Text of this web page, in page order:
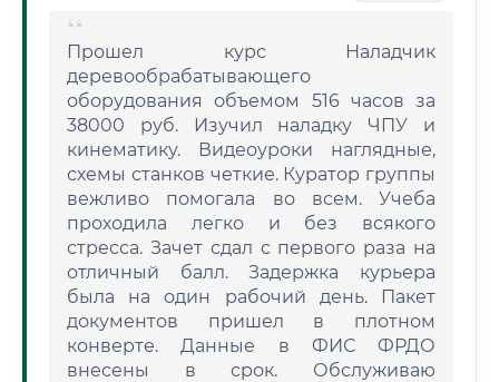
Прошел курс Наладчик
деревообрабатывающего
оборудования объемом 516 часов за
38000 руб. Изучил наладку ЧПУ и
кинематику. Видеоуроки наглядные,
схемы станков четкие. Куратор группы
вежливо помогала во всем. Учеба
проходила легко и без всякого
стресса. Зачет сдал с первого раза на
отличный балл. Задержка курьера
была на один рабочий день. Пакет
документов пришел в плотном
конверте. Данные в ФИС ФРДО
внесены в срок. Обслуживаю